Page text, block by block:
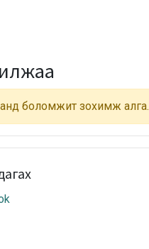
боломжит зохимж алга.